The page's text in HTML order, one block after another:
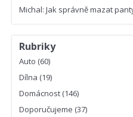
Michal: Jak správně mazat
Rubriky
Auto (60)
Dílna (19)
Domácnost (146)
Doporučujeme (37)